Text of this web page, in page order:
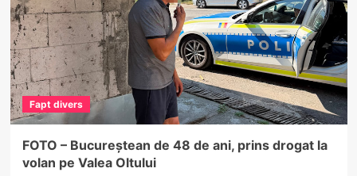
Fapt divers
FOTO – Bucureștean de 48 de ani, prins drogat la
volan pe Valea Oltului